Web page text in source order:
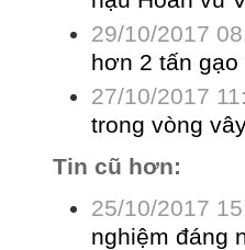
29/10/2017
hơn 2 tấn gạo
27/10/2017
trong vòng
Tin cũ hơn:
25/10/2017
nghiệm đáng